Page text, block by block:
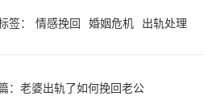
签： 情感挽回 婚姻危机 出轨处理
： 老婆出轨了如何挽回老公